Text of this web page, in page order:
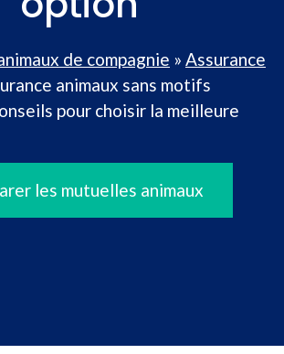
de compagnie » Assurance
animaux sans motifs
pour choisir la meilleure
les mutuelles animaux